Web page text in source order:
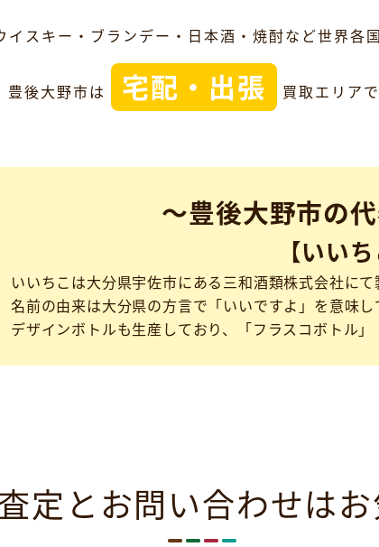
スキー・ブランデー・日本酒・焼酎など世界各
豊後大野市は 宅配・出張 買取エリア
～豊後大野市の
【いいち
いいちこは大分県宇佐市にある三和酒類株式会社にて
名前の由来は大分県の方言で「いいですよ」を意味し
デザインボトルも生産しており、「フラスコボトル」
定とお問い合わせは